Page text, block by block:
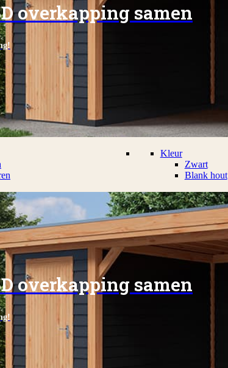
overkapping samen
Kleur
Zwart
Blank hout
overkapping samen